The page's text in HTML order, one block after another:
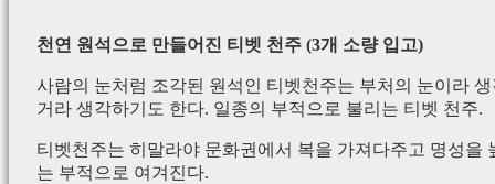
천연 원석으로 만들어진 티벳 천주 (3개 소량 입고)
사람의 눈처럼 조각된 원석인 티벳천주는 부처의 눈이라
거라 생각하기도 한다. 일종의 부적으로 불리는 티벳 천주.
티벳천주는 히말라야 문화권에서 복을 가져다주고 명성을
는 부적으로 여겨진다.